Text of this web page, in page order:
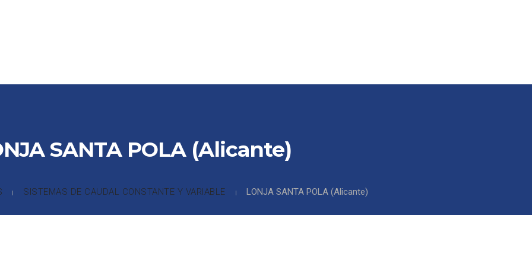
SANTA POLA (Alicante)
SISTEMAS DE CAUDAL CONSTANTE Y VARIABLE LONJA SANTA POLA (Alicante)